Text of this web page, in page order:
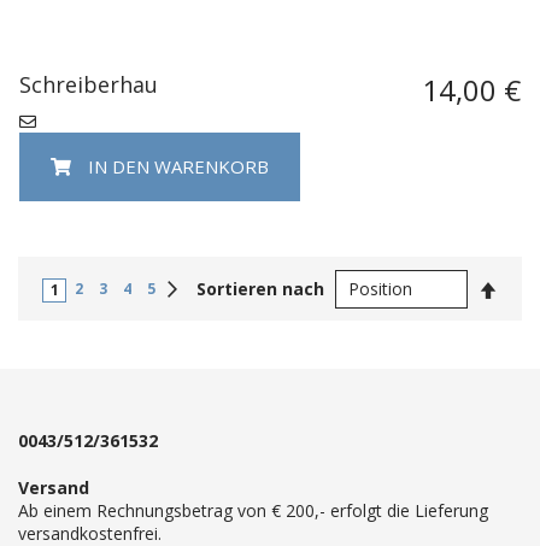
Schreiberhau 14,00 €
IN DEN WARENKORB
1 2 3 4 5 Weiter
Sortieren nach
0043/512/361532
Versand
Ab einem Rechnungsbetrag von € 200,- erfolgt die Lieferung
versandkostenfrei.